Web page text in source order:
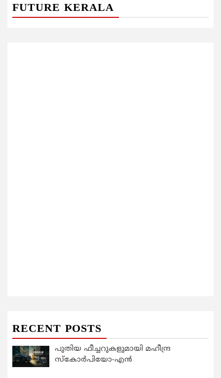
FUTURE KERALA
RECENT POSTS
പുതിയ ഫീച്ചറുകളുമായി മഹീന്ദ്ര
സ്കോർപിയോ-എൻ